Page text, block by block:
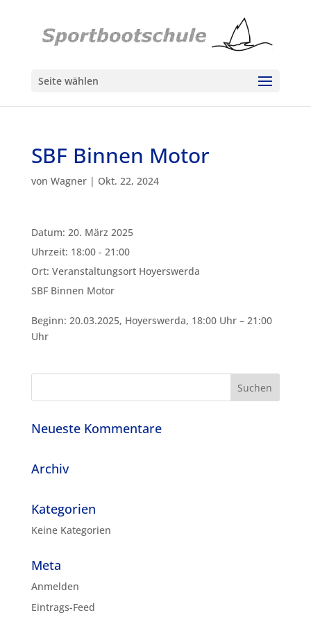
Seite wählen
SBF Binnen Motor
von Wagner| Okt. 22, 2024
Datum: 20. März 2025
Uhrzeit: 18:00 - 21:00
Ort: Veranstaltungsort Hoyerswerda
SBF Binnen Motor
Beginn: 20.03.2025, Hoyerswerda, 18:00 Uhr – 21:00
Uhr
Neueste Kommentare
Archiv
Kategorien
Keine Kategorien
Meta
Anmelden
Eintrags-Feed